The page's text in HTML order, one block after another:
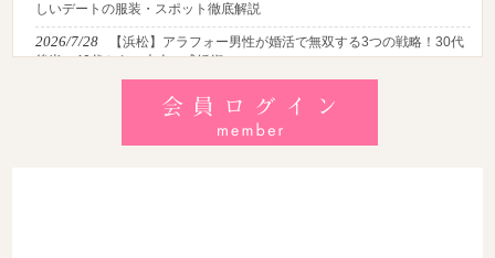
しいデートの服装・スポット徹底解説
2026/7/28
【浜松】アラフォー男性が婚活で無双する3つの戦略！30代
後半・40代からの大人の成婚術
【浜松】30代・40代男性で「モテない男」の共通点とは？
地元の婚活女子が避けるNGな特徴3選
【共感必至】浜松の婚活あるある7選！20代・30代・40代の